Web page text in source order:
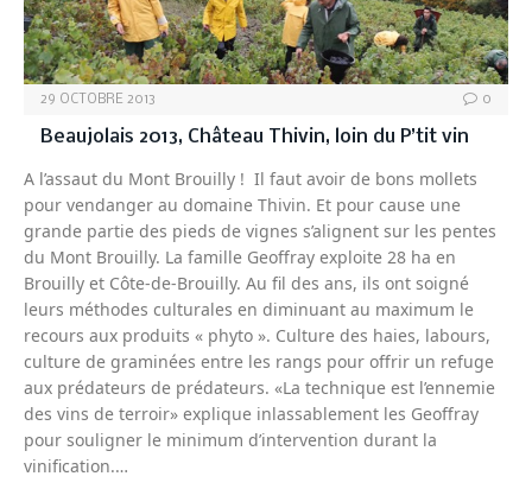
29 OCTOBRE 2013 0
Beaujolais 2013, Château Thivin, loin du P’tit vin
A l’assaut du Mont Brouilly ! Il faut avoir de bons mollets
pour vendanger au domaine Thivin. Et pour cause une
grande partie des pieds de vignes s’alignent sur les pentes
du Mont Brouilly. La famille Geoffray exploite 28 ha en
Brouilly et Côte-de-Brouilly. Au fil des ans, ils ont soigné
leurs méthodes culturales en diminuant au maximum le
recours aux produits « phyto ». Culture des haies, labours,
culture de graminées entre les rangs pour offrir un refuge
aux prédateurs de prédateurs. «La technique est l’ennemie
des vins de terroir» explique inlassablement les Geoffray
pour souligner le minimum d’intervention durant la
vinification.…